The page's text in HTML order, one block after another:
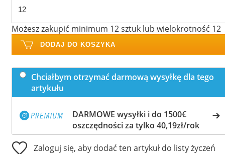
Możesz zakupić minimum 12 sztuk lub wielokrotność 12
DODAJ DO KOSZYKA
Chciałbym otrzymać darmową wysyłkę dla tego
artykułu
DARMOWE wysyłki i do 1500€
oszczędności za tylko 40,19zł/rok
Zaloguj się, aby dodać ten artykuł do listy życzeń